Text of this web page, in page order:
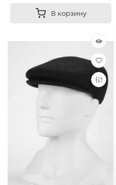
В корзину